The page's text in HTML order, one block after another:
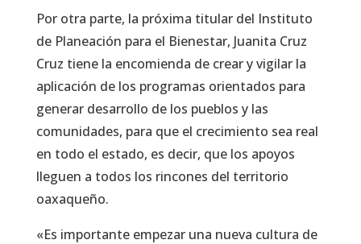
Por otra parte, la próxima titular del Instituto
de Planeación para el Bienestar, Juanita Cruz
Cruz tiene la encomienda de crear y vigilar la
aplicación de los programas orientados para
generar desarrollo de los pueblos y las
comunidades, para que el crecimiento sea real
en todo el estado, es decir, que los apoyos
lleguen a todos los rincones del territorio
oaxaqueño.
«Es importante empezar una nueva cultura de